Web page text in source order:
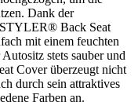
Dank der
Back Seat
mit einem feuchten
stets sauber und
Cover überzeugt nicht
durch sein attraktives
Farben an.